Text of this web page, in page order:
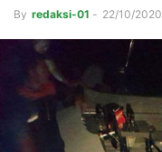
By redaksi-01 - 22/10/2020